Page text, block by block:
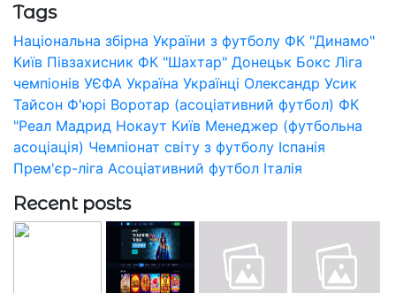
Tags
Національна збірна України з футболу ФК "Динамо"
Київ Півзахисник ФК "Шахтар" Донецьк Бокс Ліга
чемпіонів УЄФА Україна Українці Олександр Усик
Тайсон Ф'юрі Воротар (асоціативний футбол) ФК
"Реал Мадрид Нокаут Київ Менеджер (футбольна
асоціація) Чемпіонат світу з футболу Іспанія
Прем'єр-ліга Асоціативний футбол Італія
Recent posts